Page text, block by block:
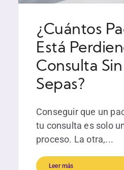
¿Cuántos
Está
Consulta
Sepas?
Conseguir que un
tu consulta es solo
proceso. La otra,...
Leer más